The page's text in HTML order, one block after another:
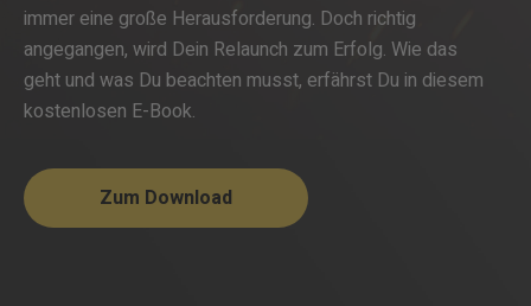
immer eine große Herausforderung. Doch richtig
angegangen, wird Dein Relaunch zum Erfolg. Wie das
geht und was Du beachten musst, erfährst Du in diesem
kostenlosen E-Book.
Zum Download